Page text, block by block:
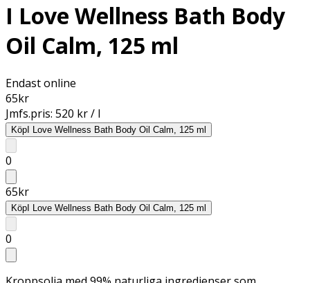
I Love Wellness Bath Body
Oil Calm, 125 ml
Endast online
65kr
Jmfs.pris: 520 kr / l
KöpI Love Wellness Bath Body Oil Calm, 125 ml
0
65kr
KöpI Love Wellness Bath Body Oil Calm, 125 ml
0